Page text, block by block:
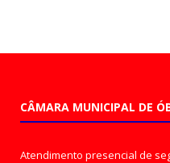
CÂMARA MUNICIPAL DE
Atendimento presencial de